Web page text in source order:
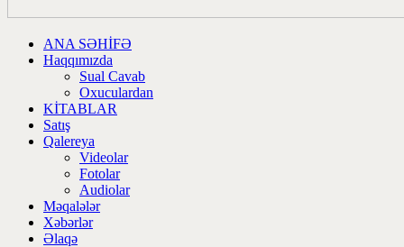
ANA SƏHİFƏ
Haqqımızda
Sual Cavab
Oxuculardan
KİTABLAR
Satış
Qalereya
Videolar
Fotolar
Audiolar
Məqalələr
Xəbərlər
Əlaqə